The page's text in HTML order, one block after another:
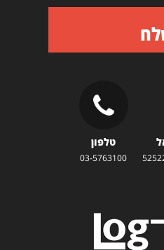
טלפון
03-5763100